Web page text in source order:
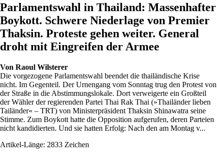
Parlamentswahl in Thailand: Massenhafter
Boykott. Schwere Niederlage von Premier
Thaksin. Proteste gehen weiter. General
droht mit Eingreifen der Armee
Von Raoul Wilsterer
Die vorgezogene Parlamentswahl beendet die thailändische Krise
nicht. Im Gegenteil. Der Urnengang vom Sonntag trug den Protest von
der Straße in die Abstimmungslokale. Dort verweigerte ein Großteil
der Wähler der regierenden Partei Thai Rak Thai (»Thailänder lieben
Tailänder« – TRT) von Ministerpräsident Thaksin Shinawatra seine
Stimme. Zum Boykott hatte die Opposition aufgerufen, deren Parteien
nicht kandidierten. Und sie hatten Erfolg: Nach den am Montag v...
Artikel-Länge: 2833 Zeichen